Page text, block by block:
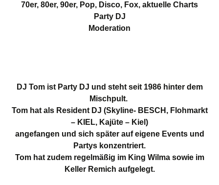
70er, 80er, 90er, Pop, Disco, Fox, aktuelle Charts
Party DJ
Moderation
DJ Tom ist Party DJ und steht seit 1986 hinter dem
Mischpult.
Tom hat als Resident DJ (Skyline- BESCH, Flohmarkt
– KIEL, Kajüte – Kiel)
angefangen und sich später auf eigene Events und
Partys konzentriert.
Tom hat zudem regelmäßig im King Wilma sowie im
Keller Remich aufgelegt.